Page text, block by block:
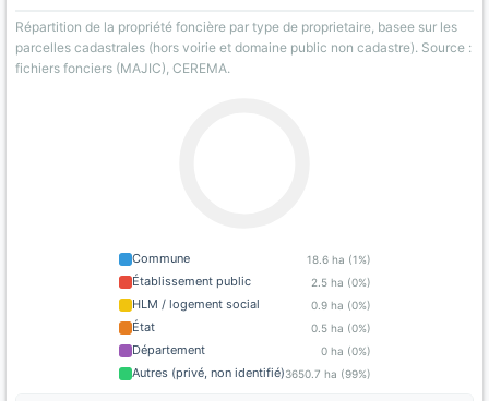
Répartition de la propriété foncière par type de proprietaire, basee sur les
parcelles cadastrales (hors voirie et domaine public non cadastre). Source :
fichiers fonciers (MAJIC), CEREMA.
Commune 18.6 ha (1%)
Établissement public 2.5 ha (0%)
HLM / logement social 0.9 ha (0%)
État 0.5 ha (0%)
Département 0 ha (0%)
Autres (privé, non identifié)3650.7 ha (99%)